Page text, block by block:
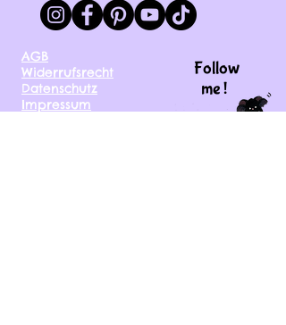
AGB
Widerrufsrecht
Datenschutz
Impressum
Follow
me !